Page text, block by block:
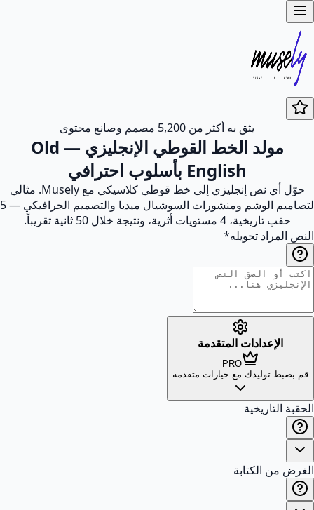
يثق به أكثر من 5,200 مصمم وصانع محتوى
مولد الخط القوطي الإنجليزي — Old
English بأسلوب احترافي
حوّل أي نص إنجليزي إلى خط قوطي كلاسيكي مع Musely. مثالي
لتصاميم الوشم ومنشورات السوشيال ميديا والتصميم الجرافيكي — 5
حقب تاريخية، 4 مستويات أثرية، ونتيجة خلال 50 ثانية تقريباً.
النص المراد تحويله*
الإعدادات المتقدمة
PRO
قم بضبط توليدك مع خيارات متقدمة
الحقبة التاريخية
الغرض من الكتابة